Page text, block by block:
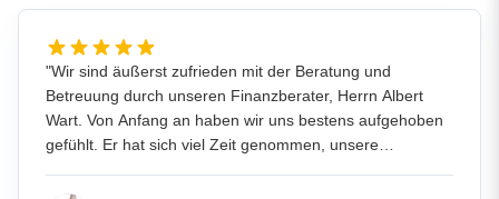
"Wir sind äußerst zufrieden mit der Beratung und
Betreuung durch unseren Finanzberater, Herrn Albert
Wart. Von Anfang an haben wir uns bestens aufgehoben
gefühlt. Er hat sich viel Zeit genommen, unsere
aufbauend ein transparentes und gut nachvollziehbares